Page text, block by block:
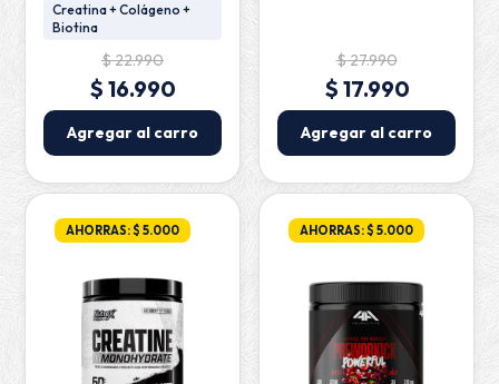
Creatina + Colágeno +
Biotina
$ 22.990
$ 16.990
Agregar al carro
$ 27.990
$ 17.990
Agregar al carro
AHORRAS: $ 5.000 AHORRAS: $ 5.000